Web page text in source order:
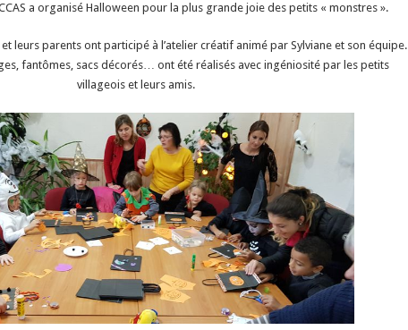
a organisé Halloween pour la plus grande joie des petits « monstres ».
leurs parents ont participé à l’atelier créatif animé par Sylviane et son équipe.
fantômes, sacs décorés… ont été réalisés avec ingéniosité par les petits
villageois et leurs amis.